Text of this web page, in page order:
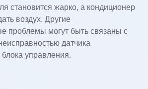
становится жарко, а кондиционер
воздух. Другие
проблемы могут быть связаны с
датчика
управления.